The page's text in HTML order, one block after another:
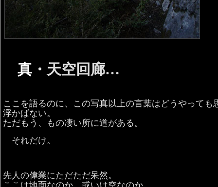
真 ・天空回廊…
ここを語るのに、この写真以上の言葉はどうやっても
浮かばない。
ただもう、もの凄い所に道がある。
それだけ。
先人の偉業にただただ呆然。
ここは地面なのか、或いは空なのか。